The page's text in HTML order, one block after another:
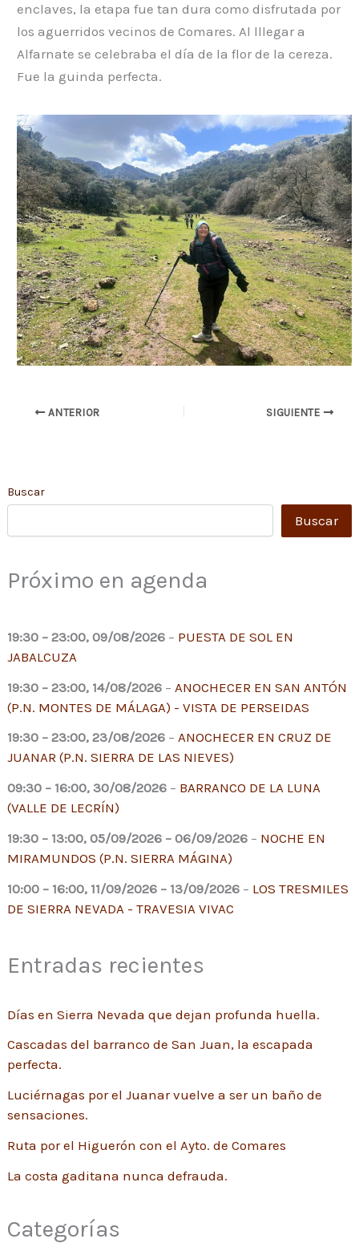
enclaves, la etapa fue tan dura como disfrutada por
los aguerridos vecinos de Comares. Al lllegar a
Alfarnate se celebraba el día de la flor de la cereza.
Fue la guinda perfecta.
ANTERIOR SIGUIENTE
Buscar
Buscar
Próximo en agenda
19:30 – 23:00,09/08/2026 – PUESTA DE SOL EN
JABALCUZA
19:30 – 23:00, 14/08/2026 – ANOCHECER EN SAN ANTÓN
(P.N. MONTES DE MÁLAGA) - VISTA DE PERSEIDAS
19:30 – 23:00,23/08/2026 –ANOCHECER EN CRUZ DE
JUANAR (P.N. SIERRA DE LAS NIEVES)
09:30 – 16:00,30/08/2026 – BARRANCO DE LA LUNA
(VALLE DE LECRÍN)
19:30 – 13:00,05/09/2026 – 06/09/2026 – NOCHE EN
MIRAMUNDOS (P.N. SIERRA MÁGINA)
10:00 – 16:00, 11/09/2026 – 13/09/2026 – LOS TRESMILES
DE SIERRA NEVADA - TRAVESIA VIVAC
Entradas recientes
Días en Sierra Nevada que dejan profunda huella.
Cascadas del barranco de San Juan, la escapada
perfecta.
Luciérnagas por el Juanar vuelve a ser un baño de
sensaciones.
Ruta por el Higuerón con el Ayto. de Comares
La costa gaditana nunca defrauda.
Categorías